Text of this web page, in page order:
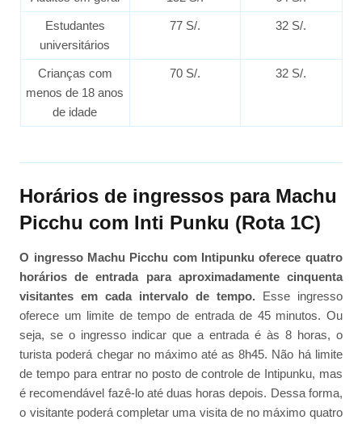
Estudantes
universitários
77 S/. 32 S/.
Crianças com
menos de 18 anos
de idade
70 S/. 32 S/.
Horários de ingressos para Machu
Picchu com Inti Punku (Rota 1C)
O ingresso Machu Picchu com Intipunku oferece quatro
horários de entrada para aproximadamente cinquenta
visitantes em cada intervalo de tempo.Esse ingresso
oferece um limite de tempo de entrada de 45 minutos. Ou
seja, se o ingresso indicar que a entrada é às 8 horas, o
turista poderá chegar no máximo até as 8h45. Não há limite
de tempo para entrar no posto de controle de Intipunku, mas
é recomendável fazê-lo até duas horas depois. Dessa forma,
o visitante poderá completar uma visita de no máximo quatro